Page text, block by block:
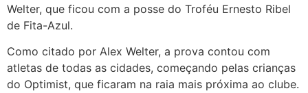
Welter, que ficou com a posse do Troféu Ernesto Ribel
de Fita-Azul.
Como citado por Alex Welter, a prova contou com
atletas de todas as cidades, começando pelas crianças
do Optimist, que ficaram na raia mais próxima ao clube.